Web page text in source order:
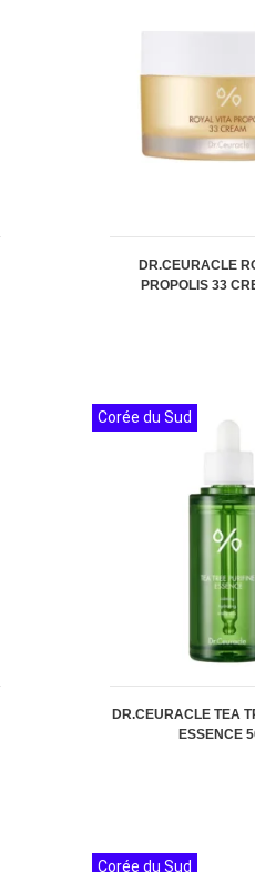
DR.CEURACLE
PROPOLIS 33
DR.CEURACLE TEA
ESSENCE
Corée du Sud
Corée du Sud